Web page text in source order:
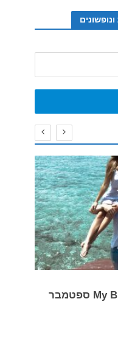
החופשה של ליז – מלון My Blue ספטמבר